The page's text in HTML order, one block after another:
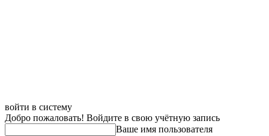
войти в систему
Добро пожаловать! Войдите в свою учётную запись
Ваше имя пользователя